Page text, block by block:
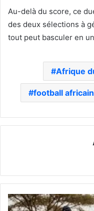
Au-delà du score, ce
des deux sélections à
tout peut basculer en
Afrique
football africain